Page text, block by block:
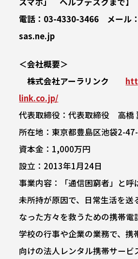
電話：03-4330-3466 メール
sas.ne.jp
＜会社概要＞
株式会社アーラリンク
link.co.jp/
代表取締役：代表取締役 高橋
所在地：東京都豊島区池袋2-
資本金：1,000万円
設立：2013年1月24日
事業内容：「通信困窮者」と呼
未所持が原因で、日常生活を送
なった方々を救うための携帯電
学校の行事や企業の業務で、携
向けの法人レンタル携帯サービ